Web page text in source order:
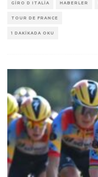
GIRO D ITALIA HABERLER
TOUR DE FRANCE
1 DAKIKADA OKU